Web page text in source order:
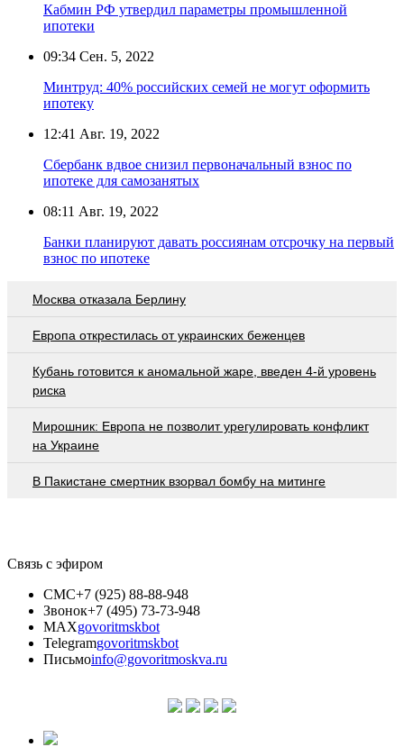
Кабмин РФ утвердил параметры промышленной
ипотеки
09:34 Сен. 5, 2022
Минтруд: 40% российских семей не могут оформить
ипотеку
12:41 Авг. 19, 2022
Сбербанк вдвое снизил первоначальный взнос по
ипотеке для самозанятых
08:11 Авг. 19, 2022
Банки планируют давать россиянам отсрочку на первый
взнос по ипотеке
Москва отказала Берлину
Европа открестилась от украинских беженцев
Кубань готовится к аномальной жаре, введен 4-й уровень
риска
Мирошник: Европа не позволит урегулировать конфликт
на Украине
В Пакистане смертник взорвал бомбу на митинге
Связь с эфиром
СМС+7 (925) 88-88-948
Звонок+7 (495) 73-73-948
MAXgovoritmskbot
Telegramgovoritmskbot
Письмоinfo@govoritmoskva.ru